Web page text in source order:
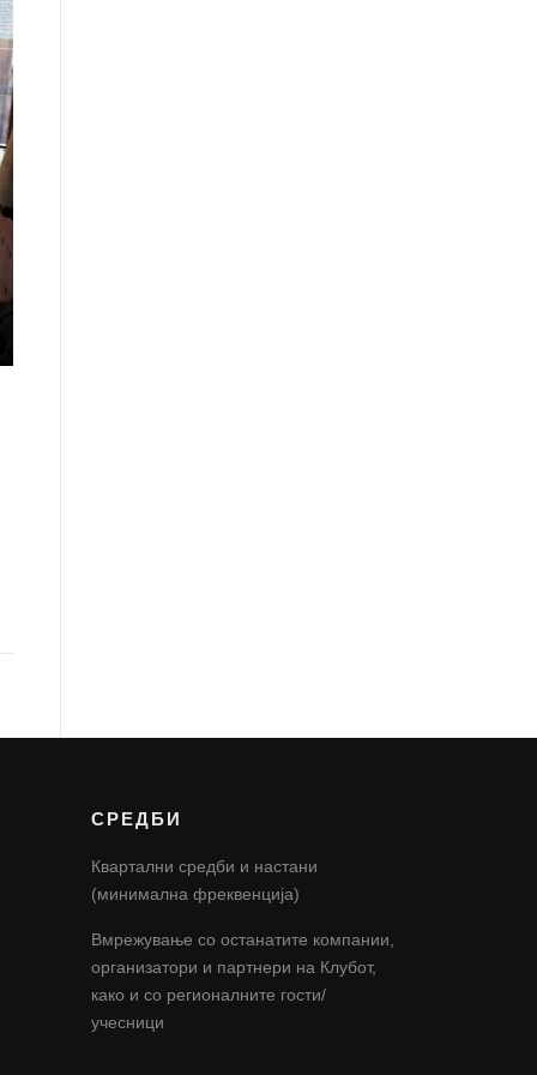
СРЕДБИ
Квартални средби и настани
(минимална фреквенција)
Вмрежување со останатите компании,
организатори и партнери на Клубот,
како и со регионалните гости/
учесници